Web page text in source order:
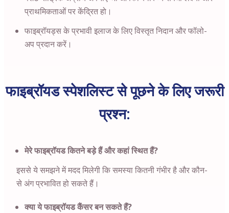
प्राथमिकताओं पर केंद्रित हो।
फाइब्रॉयड्स के प्रभावी इलाज के लिए विस्तृत निदान और फॉलो-
अप प्रदान करें।
फाइब्रॉयड स्पेशलिस्ट से पूछने के लिए जरूरी
प्रश्न:
मेरे फाइब्रॉयड कितने बड़े हैं और कहां स्थित हैं?
इससे ये समझने में मदद मिलेगी कि समस्या कितनी गंभीर है और कौन-
से अंग प्रभावित हो सकते हैं।
क्या ये फाइब्रॉयड कैंसर बन सकते हैं?